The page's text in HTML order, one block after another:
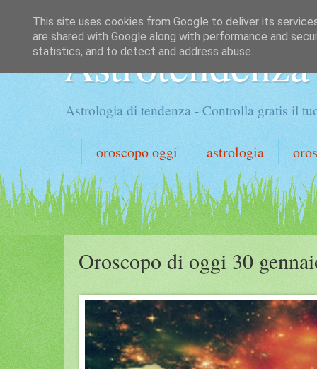
Astrotendenza
Astrologia di tendenza - Controlla gratis il
oroscopo oggi astrologia
Oroscopo di oggi 30
This site uses cookies from Google to deliver its
are shared with Google along with performance and
statistics, and to detect and address abuse.